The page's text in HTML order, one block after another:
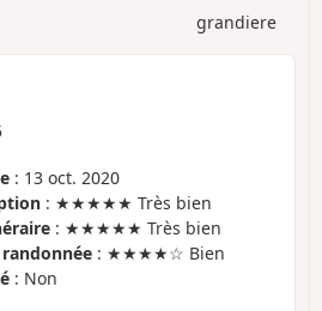
grandiere
: 13 oct. 2020
: ★★★★★ Très bien
: ★★★★★ Très bien
: ★★★★☆ Bien
: Non